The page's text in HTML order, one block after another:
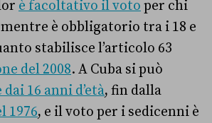
è facoltativo il voto per chi
mentre è obbligatorio tra i 18 e
stabilisce l’articolo 63
del 2008. A Cuba si può
16 anni d’età, fin dalla
1976, e il voto per i sedicenni è